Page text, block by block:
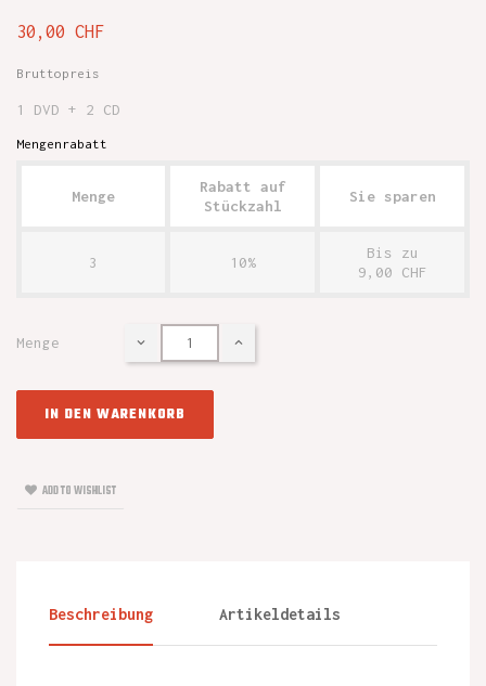
30,00 CHF
Bruttopreis
1 DVD + 2 CD
Mengenrabatt
Menge
Rabatt auf
Stückzahl
Sie sparen
3 10%
Bis zu
9,00 CHF
Menge
IN DEN WARENKORB
ADD TO WISHLIST
Beschreibung Artikeldetails